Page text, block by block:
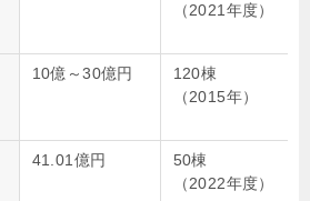
（2021年度）
10億～30億円
120棟
（2015年）
41.01億円
50棟
（2022年度）